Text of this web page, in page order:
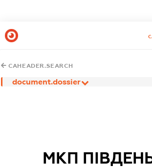
CAHEADER.SEARCH
document.dossier
МКП